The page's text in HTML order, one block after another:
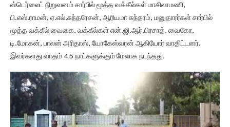
ஸ்டெர்லைட் நிறுவனம் சார்பில் மூத்த வக்கீல்கள் மாசிலாமணி,
பி.எஸ்.ராமன், ஏ.எல்.சுந்தரேசன், ஆரியமா சுந்தரம், மனுதாரர்கள் சார்பில்
மூத்த வக்கீல் வைகை, வக்கீல்கள் என்.ஜி.ஆர்.பிரசாத், வைகோ,
டி.மோகன், பாலன் அரிதாஸ், யோகேஸ்வரன் ஆகியோர் வாதிட்டனர்.
இவர்களது வாதம் 45 நாட்களுக்கும் மேலாக நடந்தது.